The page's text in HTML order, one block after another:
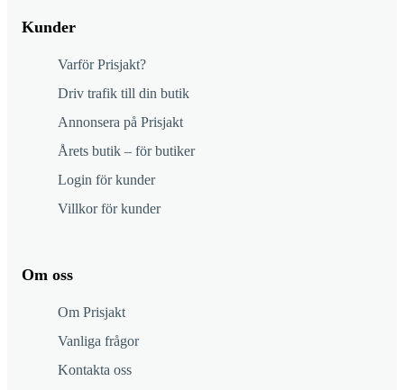
Kunder
Varför Prisjakt?
Driv trafik till din butik
Annonsera på Prisjakt
Årets butik – för butiker
Login för kunder
Villkor för kunder
Om oss
Om Prisjakt
Vanliga frågor
Kontakta oss